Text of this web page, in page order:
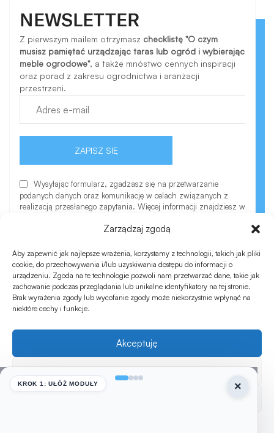
Zarządzaj zgodą
Aby zapewnić jak najlepsze wrażenia, korzystamy z technologii, takich jak pliki
cookie, do przechowywania i/lub uzyskiwania dostępu do informacji o
urządzeniu. Zgoda na te technologie pozwoli nam przetwarzać dane, takie jak
zachowanie podczas przeglądania lub unikalne identyfikatory na tej stronie.
Brak wyrażenia zgody lub wycofanie zgody może niekorzystnie wpłynąć na
niektóre cechy i funkcje.
Akceptuję
Odmów
NEWSLETTER
Z pierwszym mailem otrzymasz checklistę "O czym
musisz pamiętać urządzając taras lub ogród i wybierając
meble ogrodowe", a także mnóstwo cennych inspiracji
oraz porad z zakresu ogrodnictwa i aranżacji
przestrzeni.
Wysyłając formularz, zgadzasz się na przetwarzanie
podanych danych oraz komunikację w celach związanych z
realizacją przesłanego zapytania. Więcej informacji znajdziesz w
ZAPISZ SIĘ
Design & development: i3studio
×
KROK 1: UŁÓŻ MODUŁY
``` Zapisz → **Opublikuj**. Nowe incognito → zaakceptuj
cookies → poczekaj 3 sekundy: ```